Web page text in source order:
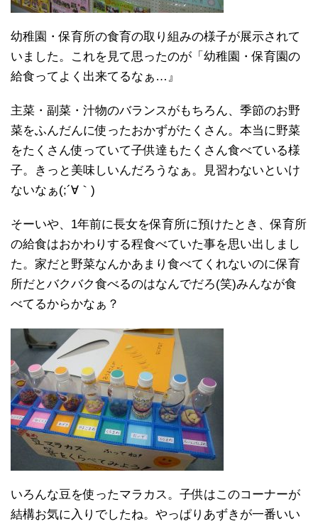
幼稚園・保育所の食育の取り組みの様子が展示されて
いました。これを見て思ったのが「幼稚園・保育園の
給食ってよく出来てるなぁ…』
主菜・副菜・汁物のバランスがもちろん、季節のお野
菜をふんだんに使ったおかずがたくさん。本当に野菜
をたくさん使っていて子供達もたくさん食べている様
子。きっと美味しいんだろうなぁ。見習わないといけ
ないなぁ(;´∀｀)
そーいや、1年前に長女を保育所に預けたとき、保育所
の給食はおかわりする程食べていた事を思い出しまし
た。家だと野菜なんかあまり食べてくれないのに保育
所だとバクバク食べるのはなんでだろ(笑)みんなが食
べてるからかなぁ？
いろんな豆を使ったマラカス。子供はこのコーナーが
結構お気に入りでしたね。やっぱりあずきが一番いい